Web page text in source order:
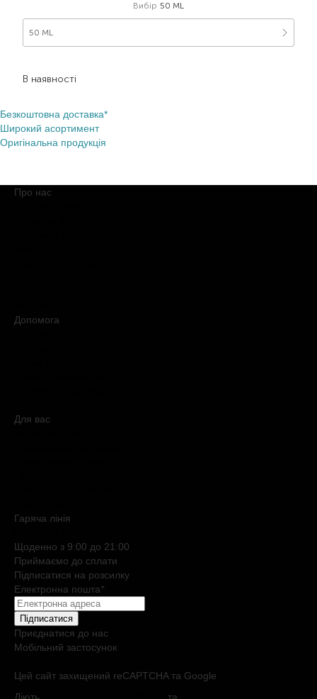
Вибір 50 ML
50 ML
В наявності
Безкоштовна доставка*
Широкий асортимент
Оригінальна продукція
Про нас
Допомога
Для вас
Гаряча лiнiя
Щоденно з 9:00 до 21:00
Приймаємо до сплати
Підписатися на розсилку
Електронна пошта*
Підписатися
Приєднатися до нас
Мобільний застосунок
Цей сайт захищений reCAPTCHA та Google